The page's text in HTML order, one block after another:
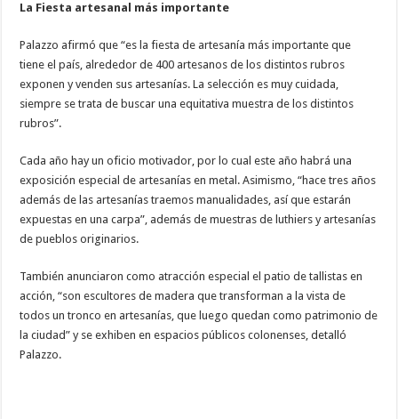
La Fiesta artesanal más importante
Palazzo afirmó que “es la fiesta de artesanía más importante que
tiene el país, alrededor de 400 artesanos de los distintos rubros
exponen y venden sus artesanías. La selección es muy cuidada,
siempre se trata de buscar una equitativa muestra de los distintos
rubros”.
Cada año hay un oficio motivador, por lo cual este año habrá una
exposición especial de artesanías en metal. Asimismo, “hace tres años
además de las artesanías traemos manualidades, así que estarán
expuestas en una carpa”, además de muestras de luthiers y artesanías
de pueblos originarios.
También anunciaron como atracción especial el patio de tallistas en
acción, “son escultores de madera que transforman a la vista de
todos un tronco en artesanías, que luego quedan como patrimonio de
la ciudad” y se exhiben en espacios públicos colonenses, detalló
Palazzo.